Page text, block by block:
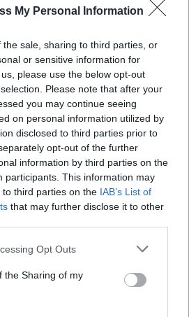
My Personal Information
sale, sharing to third parties, or
or sensitive information for
please use the below opt-out
Please note that after your
you may continue seeing
on personal information utilized by
disclosed to third parties prior to
opt-out of the further
information by third parties on the
participants. This information may
third parties on the IAB’s List of
that may further disclose it to other
Opt Outs
the Sharing of my
į judrią sankryžą įlėkė „ant